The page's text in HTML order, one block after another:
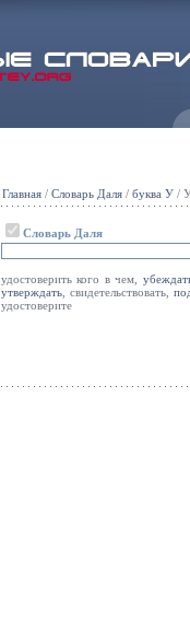
Главная / Словарь Даля / буква У /
Словарь Даля
удостоверить кого в чем,
утверждать , свидетельствовать,
удостоверите